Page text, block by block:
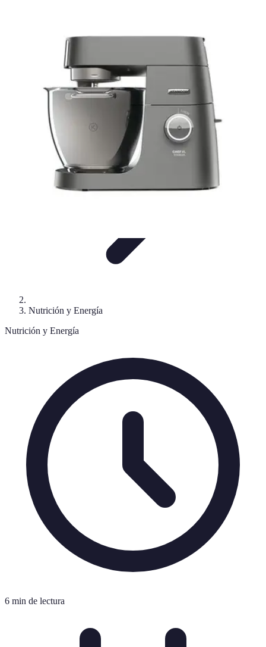
Vitalidad Sana
Nutrición y Energía
Nutrición y Energía
6 min de lectura